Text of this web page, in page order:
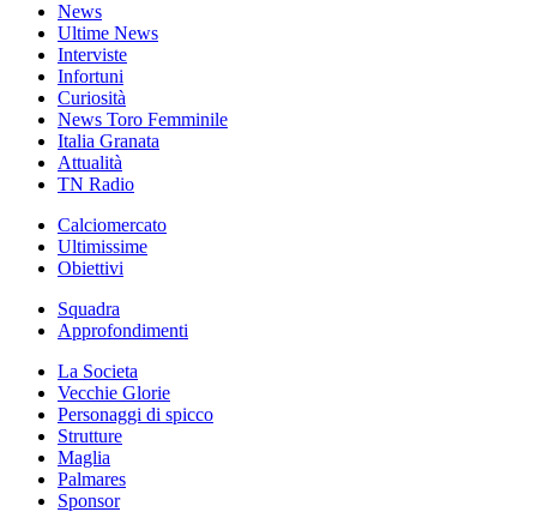
News
Ultime News
Interviste
Infortuni
Curiosità
News Toro Femminile
Italia Granata
Attualità
TN Radio
Calciomercato
Ultimissime
Obiettivi
Squadra
Approfondimenti
La Societa
Vecchie Glorie
Personaggi di spicco
Strutture
Maglia
Palmares
Sponsor